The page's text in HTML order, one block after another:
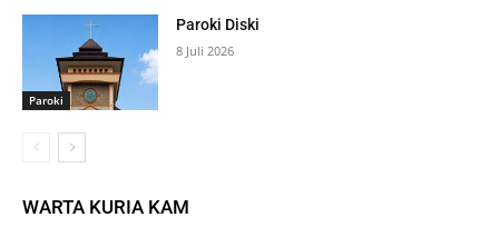
Paroki
Paroki Diski
8 Juli 2026
WARTA KURIA KAM